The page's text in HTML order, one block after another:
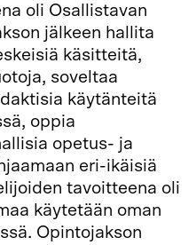
oli Osallistavan
jälkeen hallita
käsitteitä,
soveltaa
käytänteitä
oppia
opetus- ja
eri-ikäisiä
tavoitteena oli
käytetään oman
Opintojakson